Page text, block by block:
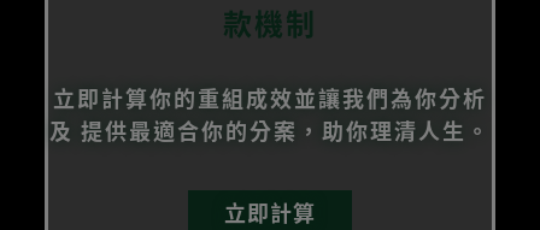
款機制
立即計算你的重組成效並讓我們為你分析
及 提供最適合你的分案，助你理清人生。
立即計算